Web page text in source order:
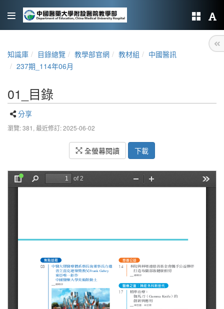
知識庫 目錄總覽 教學部官網 教材組
中國醫訊
237期_114年06月
01_目錄
分享
瀏覽: 381, 最近修訂: 2025-06-02
全螢幕閱讀 下載